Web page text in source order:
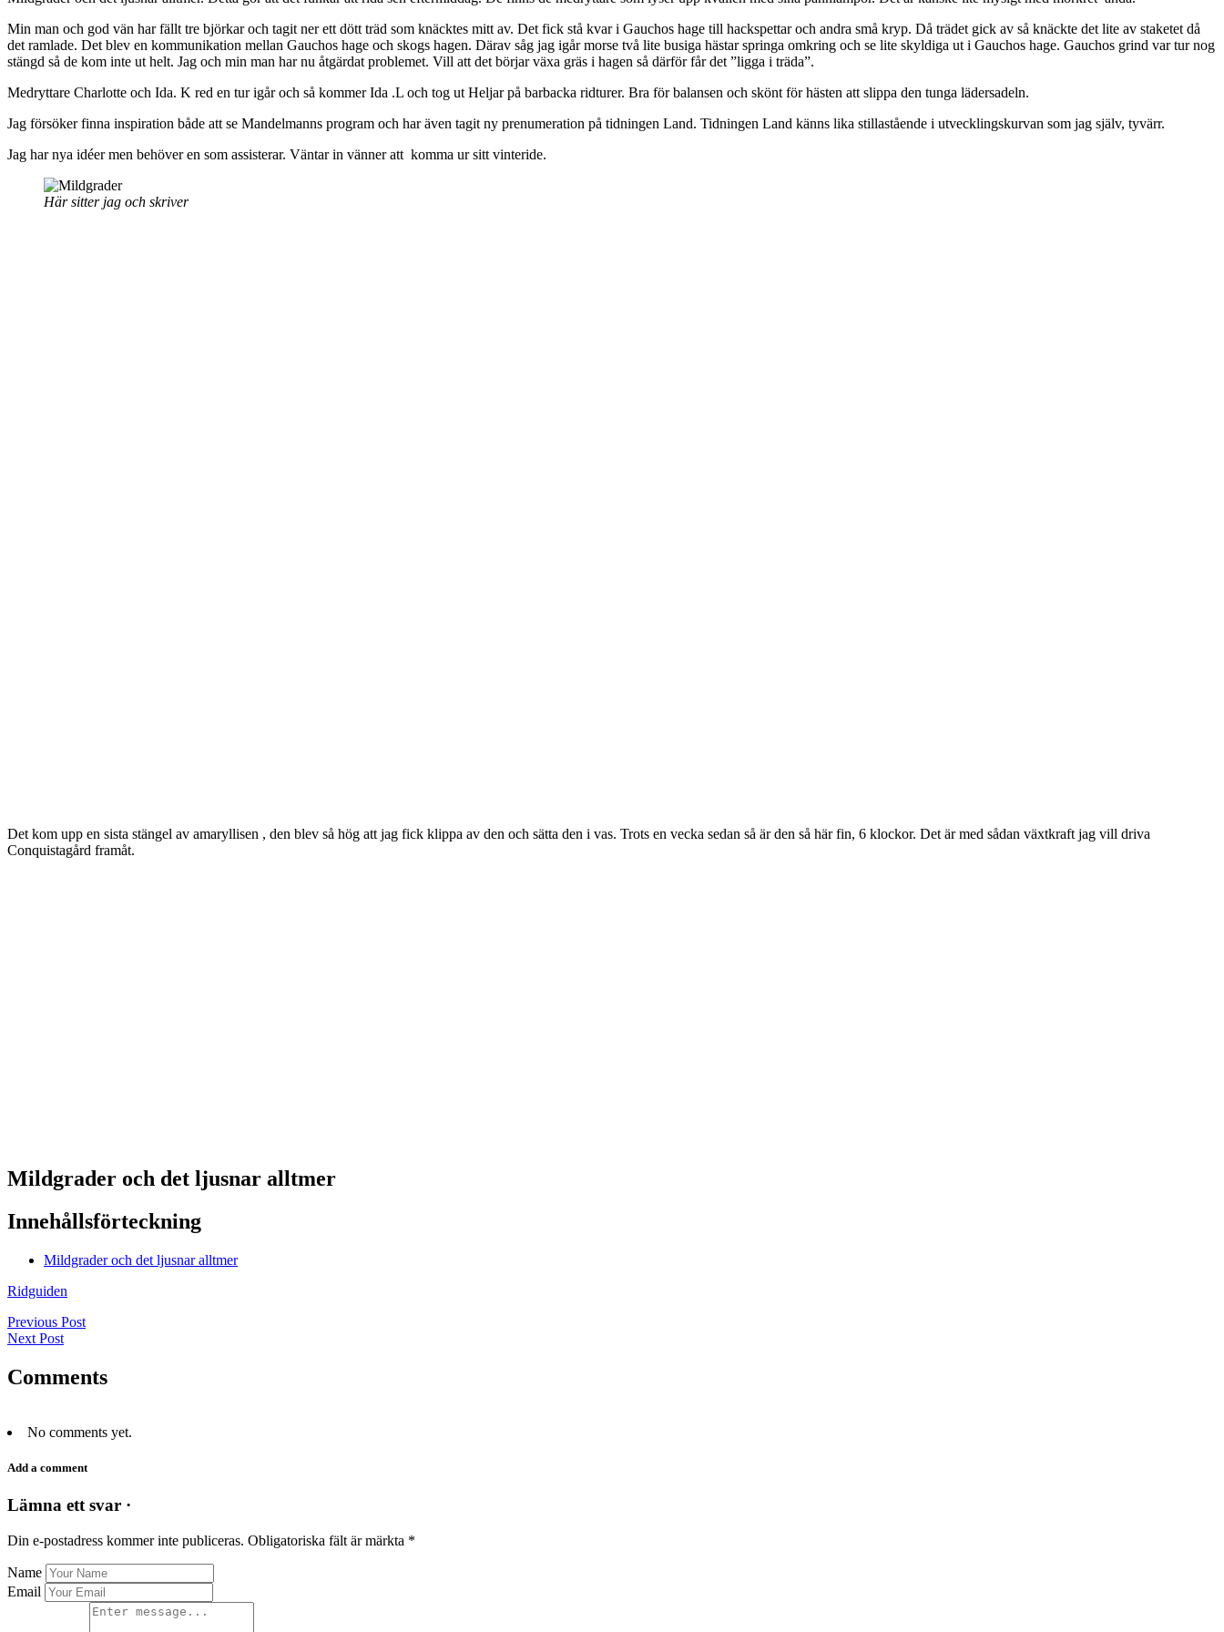
Min man och god vän har fällt tre björkar och tagit ner ett dött träd som knäcktes mitt av. Det fick stå kvar i Gauchos hage till hackspettar och andra små kryp. Då trädet gick av så knäckte det lite av staketet då
det ramlade. Det blev en kommunikation mellan Gauchos hage och skogs hagen. Därav såg jag igår morse två lite busiga hästar springa omkring och se lite skyldiga ut i Gauchos hage. Gauchos grind var tur nog
stängd så de kom inte ut helt. Jag och min man har nu åtgärdat problemet. Vill att det börjar växa gräs i hagen så därför får det ”ligga i träda”.
Medryttare Charlotte och Ida. K red en tur igår och så kommer Ida .L och tog ut Heljar på barbacka ridturer. Bra för balansen och skönt för hästen att slippa den tunga lädersadeln.
Jag försöker finna inspiration både att se Mandelmanns program och har även tagit ny prenumeration på tidningen Land. Tidningen Land känns lika stillastående i utvecklingskurvan som jag själv, tyvärr.
Jag har nya idéer men behöver en som assisterar. Väntar in vänner att komma ur sitt vinteride.
Här sitter jag och skriver
Det kom upp en sista stängel av amaryllisen , den blev så hög att jag fick klippa av den och sätta den i vas. Trots en vecka sedan så är den så här fin, 6 klockor. Det är med sådan växtkraft jag vill driva
Conquistagård framåt.
Mildgrader och det ljusnar alltmer
Innehållsförteckning
Mildgrader och det ljusnar alltmer
Ridguiden
Previous Post
Next Post
Comments
No comments yet.
Add a comment
Lämna ett svar ·
Din e-postadress kommer inte publiceras. Obligatoriska fält är märkta *
Name
Email